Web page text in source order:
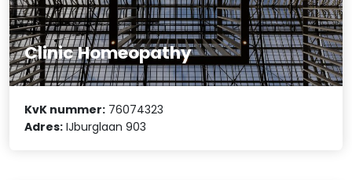
Clinic Homeopathy
KvK nummer: 76074323
Adres: IJburglaan 903